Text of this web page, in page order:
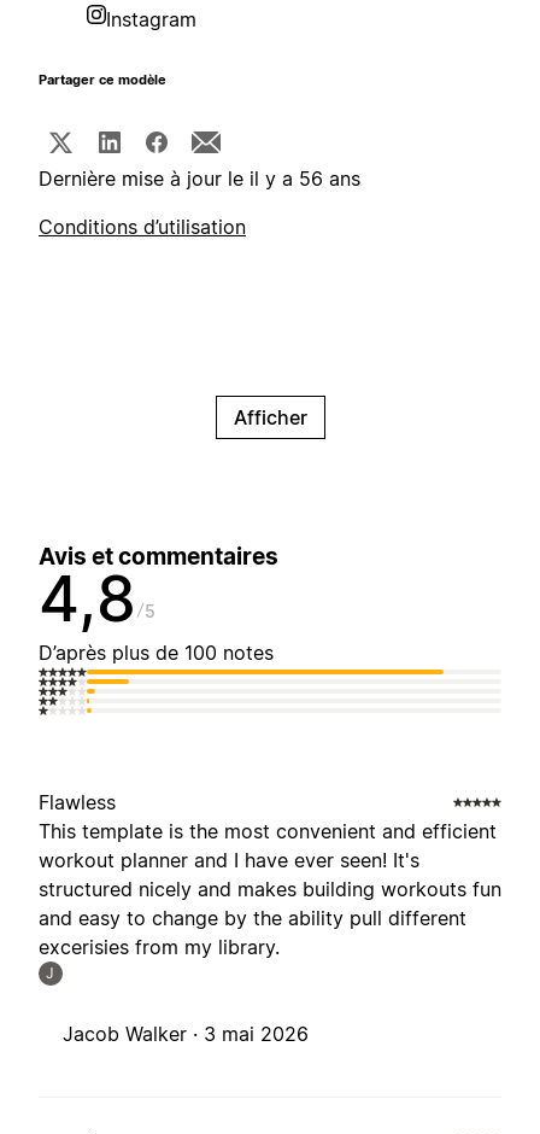
Instagram
Partager ce modèle
Dernière mise à jour le il y a 56 ans
Conditions d’utilisation
Afficher
Avis et commentaires
4,8 5
D’après plus de 100 notes
Flawless
This template is the most convenient and efficient
workout planner and I have ever seen! It's
structured nicely and makes building workouts fun
and easy to change by the ability pull different
excerisies from my library.
J
Jacob Walker · 3 mai 2026